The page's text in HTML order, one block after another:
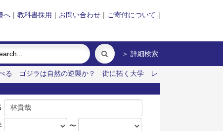
へ | 教科書採用 | お問い合わせ | ご寄付について |
＞ 詳細検索
る ゴジラは自然の逆襲か？ 街に拓く大学
レ
〜